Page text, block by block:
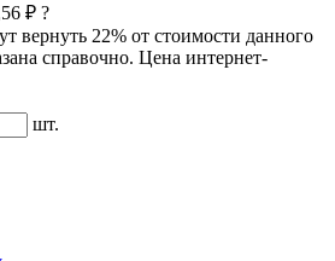
₽ ?
вернуть 22% от стоимости данного
справочно. Цена интернет-
шт.